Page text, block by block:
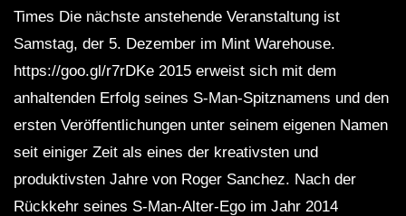
Times Die nächste anstehende Veranstaltung ist
Samstag, der 5. Dezember im Mint Warehouse.
https://goo.gl/r7rDKe 2015 erweist sich mit dem
anhaltenden Erfolg seines S-Man-Spitznamens und den
ersten Veröffentlichungen unter seinem eigenen Namen
seit einiger Zeit als eines der kreativsten und
produktivsten Jahre von Roger Sanchez. Nach der
Rückkehr seines S-Man-Alter-Ego im Jahr 2014